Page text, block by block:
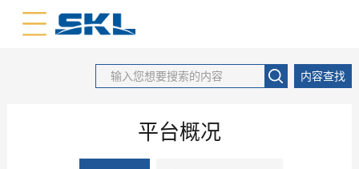
中文版 英文版
内容查找
平台概况